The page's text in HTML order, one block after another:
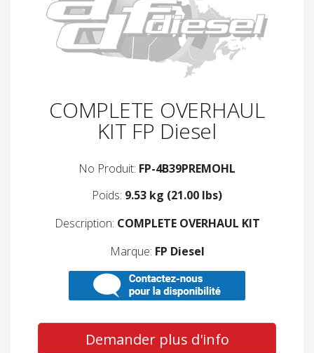
COMPLETE OVERHAUL
KIT FP Diesel
No Produit: FP-4B39PREMOHL
Poids: 9.53 kg (21.00 lbs)
Description: COMPLETE OVERHAUL KIT
Marque: FP Diesel
Demander plus d'info